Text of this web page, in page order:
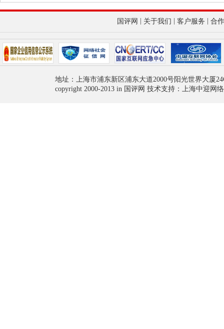
国评网 关于我们 客户服务 合
地址：上海市浦东新区浦东大道2000号阳光世界大厦
copyright 2000-2013 in 国评网 技术支持：上海中迎